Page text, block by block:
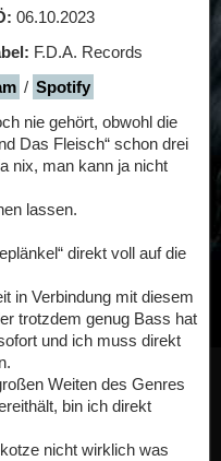
06.10.2023
F.D.A. Records
/ Spotify
nie gehört, obwohl die
Das Fleisch“ schon drei
nix, man kann ja nicht
lassen.
direkt voll auf die
in Verbindung mit diesem
trotzdem genug Bass hat
und ich muss direkt
Weiten des Genres
bin ich direkt
nicht wirklich was